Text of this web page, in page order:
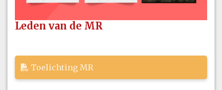
Leden van de MR
Toelichting MR